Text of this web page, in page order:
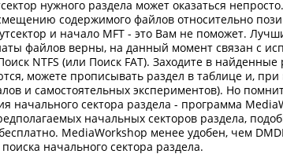
нужного раздела может оказаться
содержимого файлов относительно
и начало MFT - это Вам не поможет.
файлов верны, на данный момент связан с
NTFS (или Поиск FAT). Заходите в
можете прописывать раздел в таблице и, при
и самостоятельных экспериментов). Но
начального сектора раздела - программа
начальных секторов раздела,
MediaWorkshop менее удобен, чем
начального сектора раздела.